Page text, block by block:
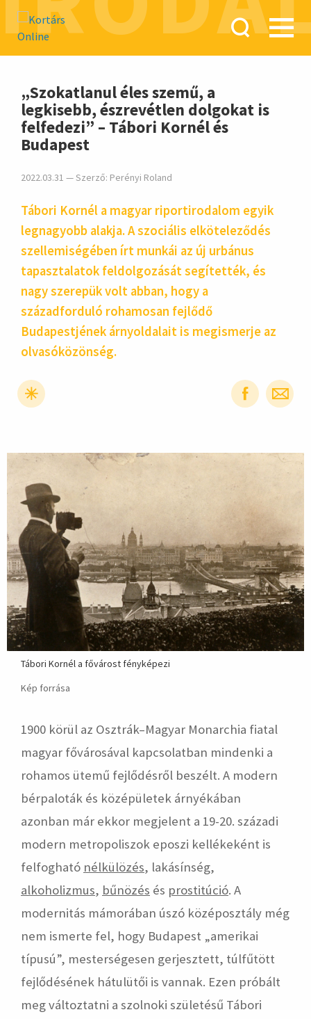
hirdetés
„Szokatlanul éles szemű, a
legkisebb, észrevétlen dolgokat is
felfedezi” – Tábori Kornél és
Budapest
2022.03.31 — Szerző: Perényi Roland
Tábori Kornél a magyar riportirodalom egyik
legnagyobb alakja. A szociális elköteleződés
szellemiségében írt munkái az új urbánus
tapasztalatok feldolgozását segítették, és
nagy szerepük volt abban, hogy a
századforduló rohamosan fejlődő
Budapestjének árnyoldalait is megismerje az
olvasóközönség.
hirdetés
Tábori Kornél a fővárost fényképezi
Kép forrása
1900 körül az Osztrák–Magyar Monarchia fiatal
magyar fővárosával kapcsolatban mindenki a
rohamos ütemű fejlődésről beszélt. A modern
bérpaloták és középületek árnyékában
azonban már ekkor megjelent a 19-20. századi
modern metropoliszok eposzi kellékeként is
felfogható nélkülözés, lakásínség,
alkoholizmus, bűnözés és prostitúció. A
modernitás mámorában úszó középosztály még
nem ismerte fel, hogy Budapest „amerikai
típusú”, mesterségesen gerjesztett, túlfűtött
fejlődésének hátulütői is vannak. Ezen próbált
meg változtatni a szolnoki születésű Tábori